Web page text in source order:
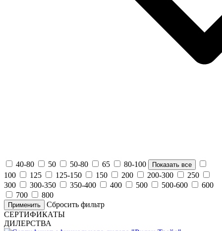
40-80 50 50-80 65 80-100 Показать все
100 125 125-150 150 200 200-300
250
300
300-350 350-400 400 500 500-600
600
700
800
Применить
Сбросить фильтр
СЕРТИФИКАТЫ
ДИЛЕРСТВА